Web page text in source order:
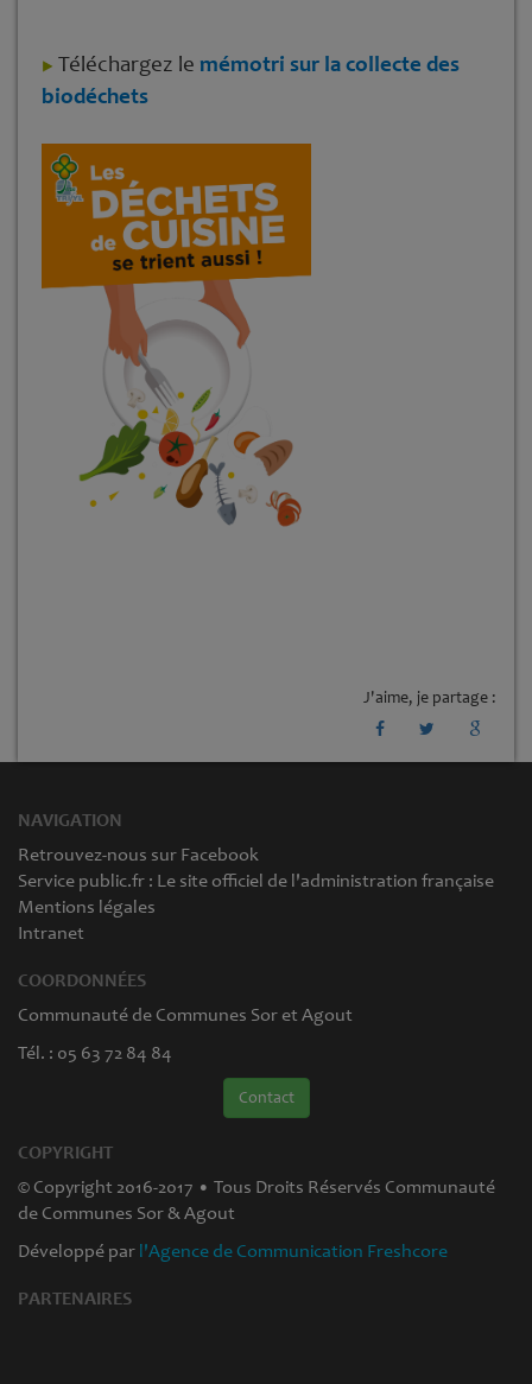
Téléchargez le mémotri sur la collecte des
biodéchets
J'aime, je partage :
NAVIGATION
Retrouvez-nous sur Facebook
Service public.fr : Le site officiel de l'administration française
Mentions légales
Intranet
COORDONNÉES
Communauté de Communes Sor et Agout
Tél. : 05 63 72 84 84
Contact
COPYRIGHT
© Copyright 2016-2017 • Tous Droits Réservés Communauté
de Communes Sor & Agout
Développé par l'Agence de Communication Freshcore
PARTENAIRES